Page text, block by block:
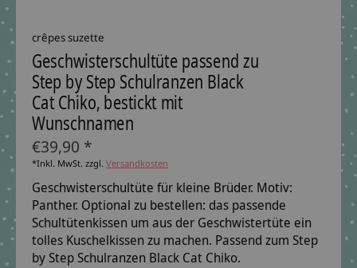
crêpes suzette
Geschwisterschultüte passend zu
Step by Step Schulranzen Black
Cat Chiko, bestickt mit
Wunschnamen
€39,90 *
*Inkl. MwSt. zzgl. Versandkosten
Geschwisterschultüte für kleine Brüder. Motiv:
Panther. Optional zu bestellen: das passende
Schultütenkissen um aus der Geschwistertüte ein
tolles Kuschelkissen zu machen. Passend zum Step
by Step Schulranzen Black Cat Chiko.